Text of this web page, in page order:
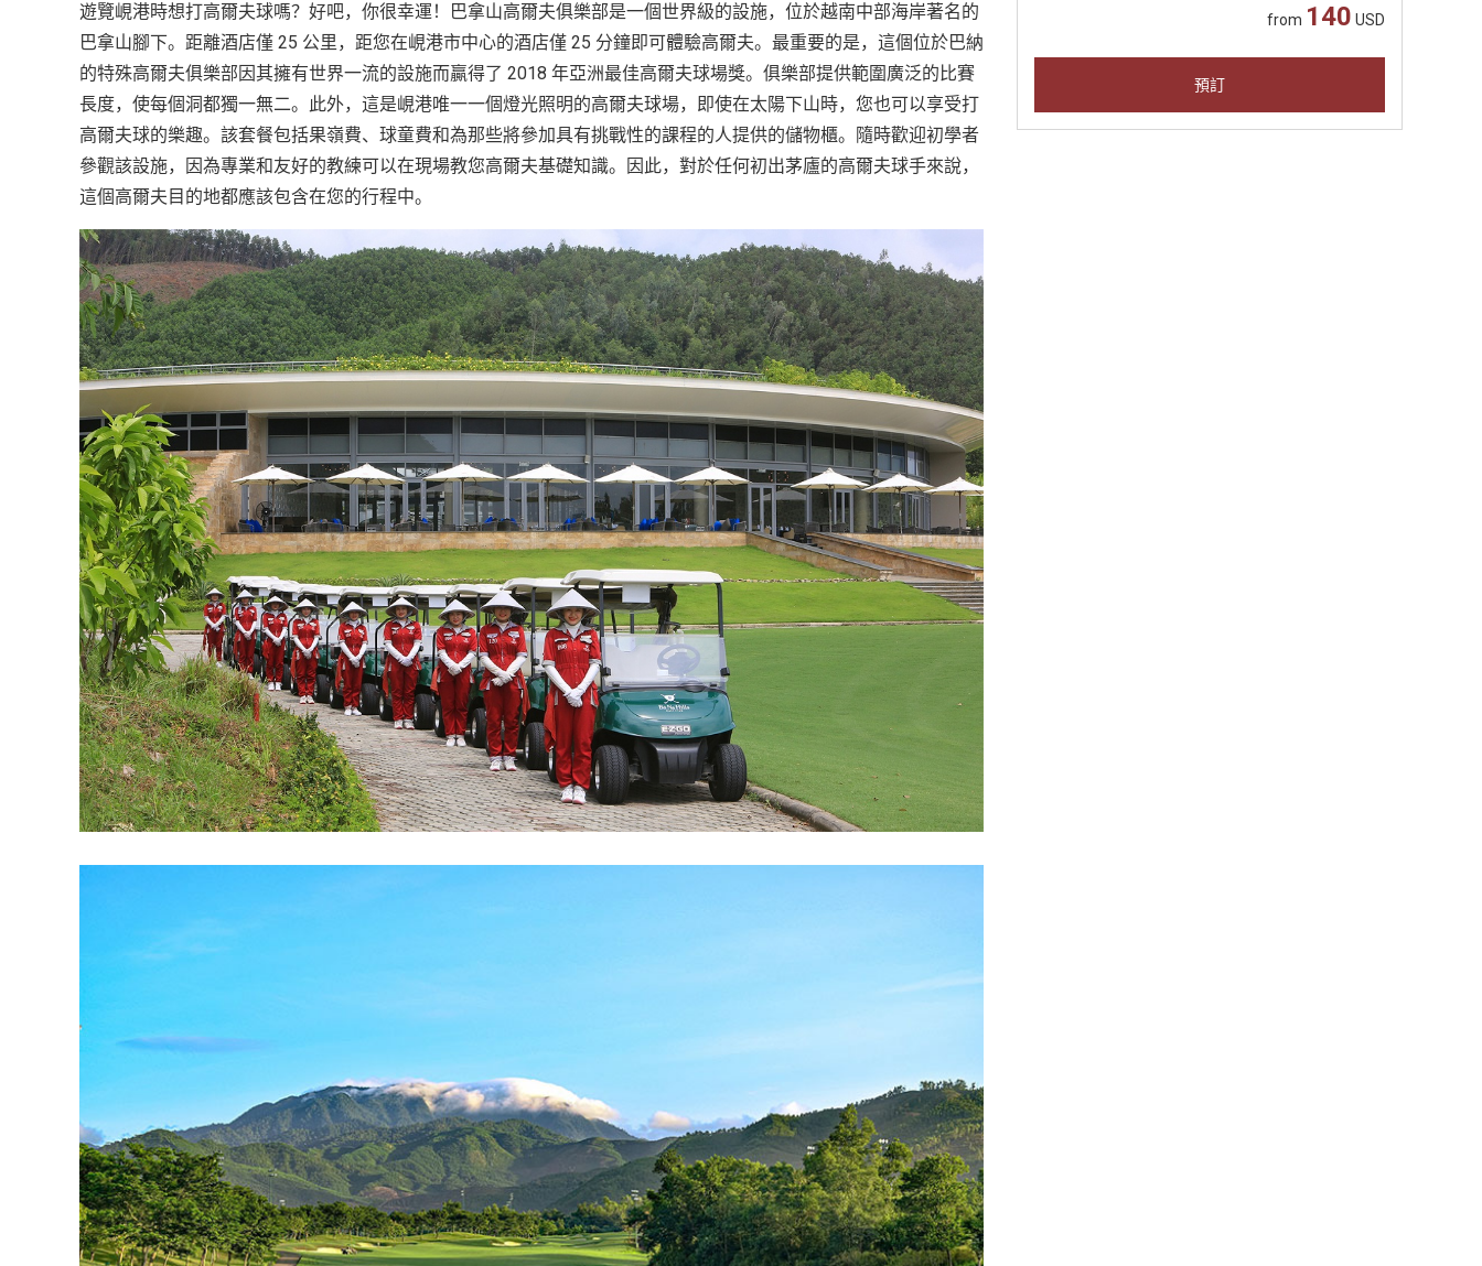
LOCAL
旅
行
社
from 140 USD
預訂
遊覽峴港時想打高爾夫球嗎？好吧，你很幸運！巴拿山高爾夫俱樂部是一個世界級的設施，位於越南中部海岸著名的
巴拿山腳下。距離酒店僅 25 公里，距您在峴港市中心的酒店僅 25 分鐘即可體驗高爾夫。最重要的是，這個位於巴納
的特殊高爾夫俱樂部因其擁有世界一流的設施而贏得了 2018 年亞洲最佳高爾夫球場獎。俱樂部提供範圍廣泛的比賽
長度，使每個洞都獨一無二。此外，這是峴港唯一一個燈光照明的高爾夫球場，即使在太陽下山時，您也可以享受打
高爾夫球的樂趣。該套餐包括果嶺費、球童費和為那些將參加具有挑戰性的課程的人提供的儲物櫃。隨時歡迎初學者
參觀該設施，因為專業和友好的教練可以在現場教您高爾夫基礎知識。因此，對於任何初出茅廬的高爾夫球手來說，
這個高爾夫目的地都應該包含在您的行程中。